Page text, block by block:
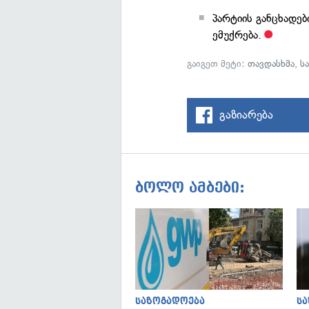
პარტიის
ემუქრება.
გაიგეთ მეტი:თავდასხმა,
გაზიარება
ბოლო ამბები:
საზოგადოება